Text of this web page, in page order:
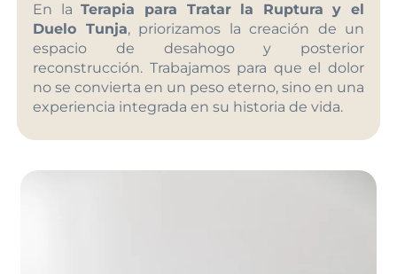
En laTerapia para Tratar la Ruptura y el
Duelo Tunja, priorizamos la creación de un
espacio de desahogo y posterior
reconstrucción. Trabajamos para que el dolor
no se convierta en un peso eterno, sino en una
experiencia integrada en su historia de vida.